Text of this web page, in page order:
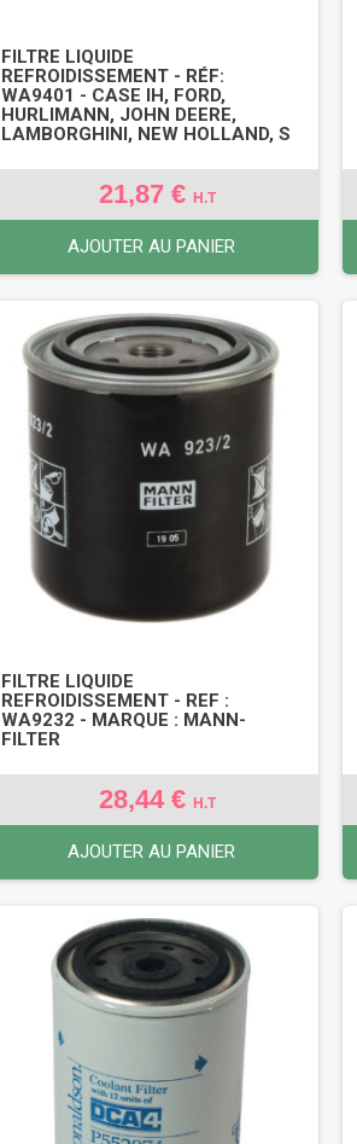
FILTRE LIQUIDE
REFROIDISSEMENT - RÉF:
WA9401 - CASE IH, FORD,
HURLIMANN, JOHN DEERE,
LAMBORGHINI, NEW HOLLAND, S
21,87 € H.T
AJOUTER AU PANIER
FILTRE LIQUIDE
REFROIDISSEMENT - REF :
WA9232 - MARQUE : MANN-
FILTER
28,44 € H.T
AJOUTER AU PANIER